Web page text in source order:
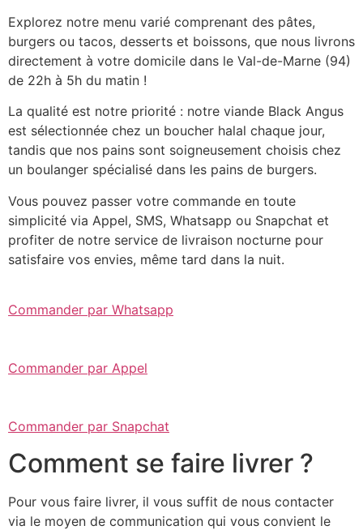
Explorez notre menu varié comprenant des pâtes,
burgers ou tacos, desserts et boissons, que nous livrons
directement à votre domicile dans le Val-de-Marne (94)
de 22h à 5h du matin !
La qualité est notre priorité : notre viande Black Angus
est sélectionnée chez un boucher halal chaque jour,
tandis que nos pains sont soigneusement choisis chez
un boulanger spécialisé dans les pains de burgers.
Vous pouvez passer votre commande en toute
simplicité via Appel, SMS, Whatsapp ou Snapchat et
profiter de notre service de livraison nocturne pour
satisfaire vos envies, même tard dans la nuit.
Commander par Whatsapp
Commander par Appel
Commander par Snapchat
Comment se faire livrer ?
Pour vous faire livrer, il vous suffit de nous contacter
via le moyen de communication qui vous convient le